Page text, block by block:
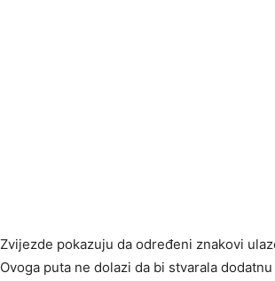
Zvijezde pokazuju da određeni znakovi
Ovoga puta ne dolazi da bi stvarala